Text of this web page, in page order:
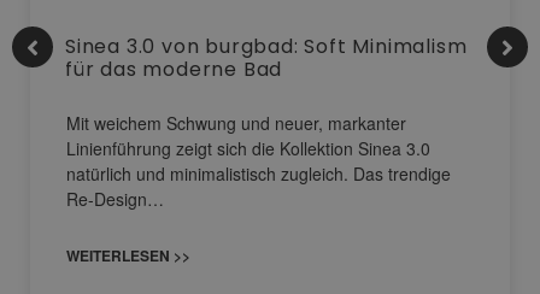
Sinea 3.0 von burgbad: Soft Minimalism
für das moderne Bad
Mit weichem Schwung und neuer, markanter
Linienführung zeigt sich die Kollektion Sinea 3.0
natürlich und minimalistisch zugleich. Das trendige
Re-Design…
WEITERLESEN >>